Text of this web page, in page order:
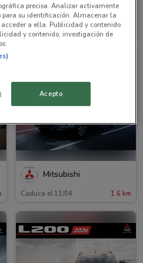
Mitsubishi
Caduca el 11/04 1.6 km
Mitsubishi
Caduca el 11/04 1.6 km
precisa. Analizar activamente
su identificación. Almacenar la
a ella. Publicidad y contenido
y contenido, investigación de
Acepto